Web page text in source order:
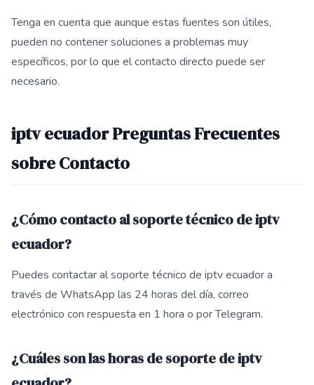
Tenga en cuenta que aunque estas fuentes son útiles,
pueden no contener soluciones a problemas muy
específicos, por lo que el contacto directo puede ser
necesario.
iptv ecuador Preguntas Frecuentes
sobre Contacto
¿Cómo contacto al soporte técnico de iptv
ecuador?
Puedes contactar al soporte técnico de iptv ecuador a
través de WhatsApp las 24 horas del día, correo
electrónico con respuesta en 1 hora o por Telegram.
¿Cuáles son las horas de soporte de iptv